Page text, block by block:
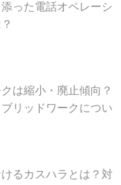
った電話オペレーシ
は縮小・廃止傾向？
リッドワークについ
るカスハラとは？対